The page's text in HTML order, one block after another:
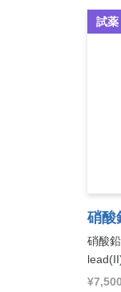
試薬
硝酸
硝酸
¥7,500